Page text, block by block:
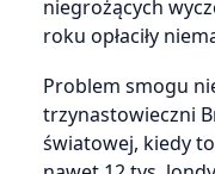
niegrożących
roku opłaciły
Problem smogu
trzynastowieczni
światowej, kiedy